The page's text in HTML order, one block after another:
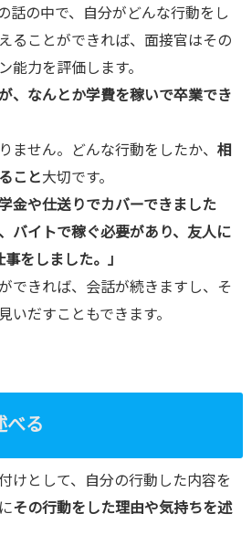
話の中で、自分がどんな行動をし
ることができれば、面接官はその
能力を評価します。
、なんとか学費を稼いで卒業でき
ません。どんな行動をしたか、 相
こと大切です。
金や仕送りでカバーできました
バイトで稼ぐ必要があり、友人に
をしました。」
できれば、会話が続きますし、そ
いだすこともできます。
べる
けとして、自分の行動した内容を
その行動をした理由や気持ちを述